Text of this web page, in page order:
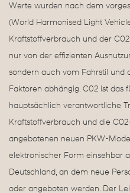
Werte wurden nach dem
(World Harmonised Light
Kraftstoffverbrauch und der
nur von der effizienten
sondern auch vom Fahrstil und
Faktoren abhängig. C02 ist das
hauptsächlich verantwortliche
Kraftstoffverbrauch und die
angebotenen neuen PKW-
elektronischer Form einsehbar
Deutschland, an dem neue
oder angeboten werden. Der